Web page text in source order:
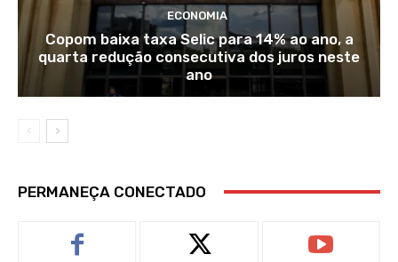
ECONOMIA
Copom baixa taxa Selic para 14% ao ano, a
quarta redução consecutiva dos juros neste
ano
PERMANEÇA CONECTADO